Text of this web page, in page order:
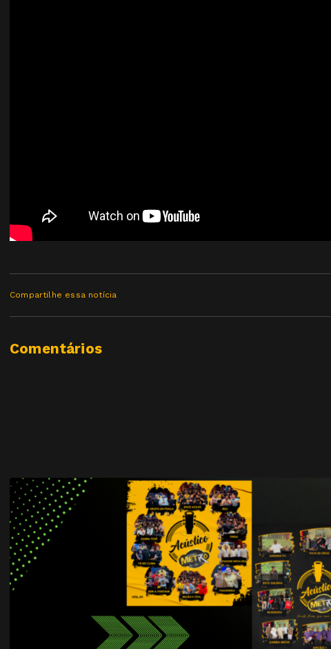
Compartilhe essa notícia
Comentários